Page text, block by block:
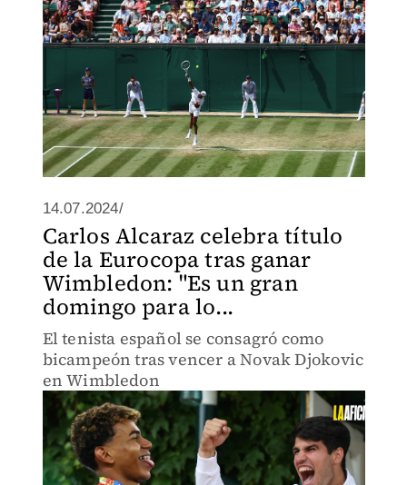
14.07.2024/
Carlos Alcaraz celebra título
de la Eurocopa tras ganar
Wimbledon: "Es un gran
domingo para lo...
El tenista español se consagró como
bicampeón tras vencer a Novak Djokovic
en Wimbledon